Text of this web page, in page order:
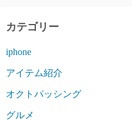
カテゴリー
iphone
アイテム紹介
オクトパッシング
グルメ